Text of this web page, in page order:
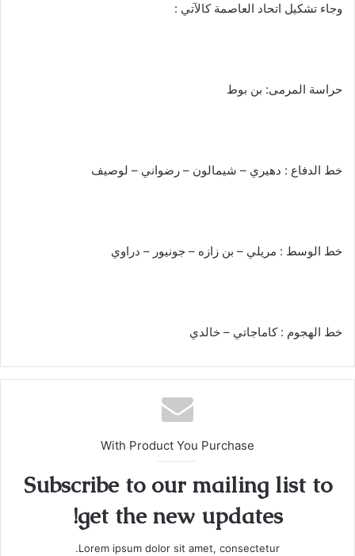
وجاء تشكيل اتحاد العاصمة كالآتي :
حراسة المرمى: بن بوط
خط الدفاع : دهيري – شيمالون – رضواني – لوصيف
خط الوسط : مريلي – بن زازه – جونيور – دراوي
خط الهجوم : كاماجاتي – خالدي
With Product You Purchase
Subscribe to our mailing list to
get the new updates!
Lorem ipsum dolor sit amet, consectetur.